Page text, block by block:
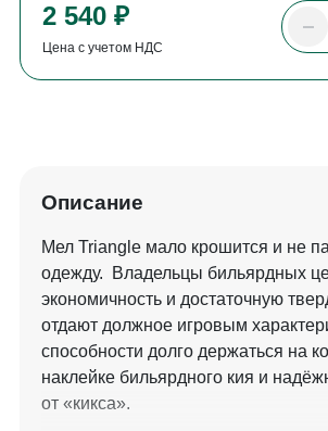
2 540 ₽
Цена с учетом НДС
Описание
Мел Triangle мало крошится и не
одежду. Владельцы бильярдных
экономичность и достаточную
отдают должное игровым
способности долго держаться на
наклейке бильярдного кия и
от «кикса».